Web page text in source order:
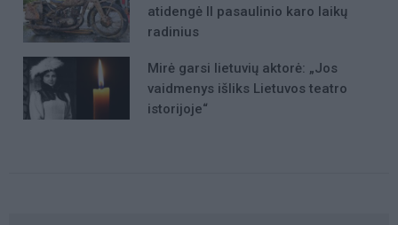
atidengė II pasaulinio karo laikų
radinius
Mirė garsi lietuvių aktorė: „Jos
vaidmenys išliks Lietuvos teatro
istorijoje“